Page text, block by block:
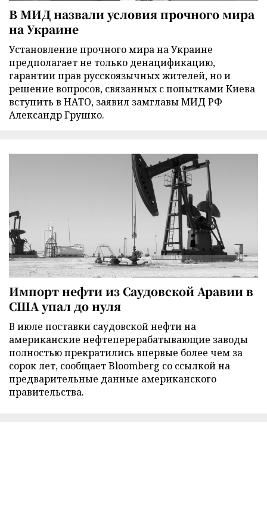
В МИД назвали условия прочного мира
на Украине
Установление прочного мира на Украине
предполагает не только денацификацию,
гарантии прав русскоязычных жителей, но и
решение вопросов, связанных с попытками Киева
вступить в НАТО, заявил замглавы МИД РФ
Александр Грушко.
Импорт нефти из Саудовской Аравии в
США упал до нуля
В июле поставки саудовской нефти на
американские нефтеперерабатывающие заводы
полностью прекратились впервые более чем за
сорок лет, сообщает Bloomberg со ссылкой на
предварительные данные американского
правительства.